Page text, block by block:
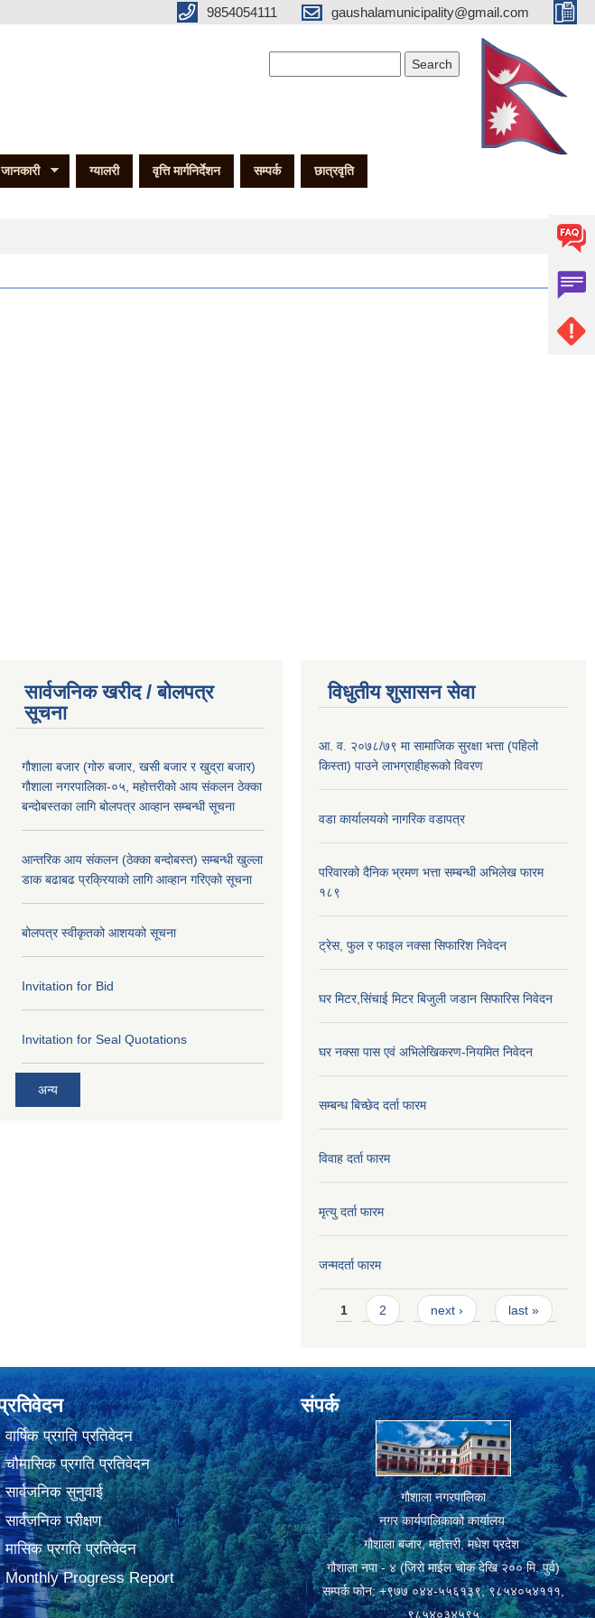
9854054111 gaushalamunicipality@gmail.com
ग्यालरी वृत्ति मार्गनिर्देशन सम्पर्क छात्रवृति
सार्वजनिक खरीद / बोलपत्र
सूचना
गौशाला बजार (गोरु बजार, खसी बजार र खुद्रा बजार)
गौशाला नगरपालिका-०५, महोत्तरीको आय संकलन ठेक्का
बन्दोबस्तका लागि बोलपत्र आव्हान सम्बन्धी सूचना
आन्तरिक आय संकलन (ठेक्का बन्दोबस्त) सम्बन्धी खुल्ला
डाक बढाबढ प्रक्रियाको लागि आव्हान गरिएको सूचना
बोलपत्र स्वीकृतको आशयको सूचना
Invitation for Bid
Invitation for Seal Quotations
अन्य
विधुतीय शुसासन सेवा
आ. व. २०७८/७९ मा सामाजिक सुरक्षा भत्ता (पहिलो
किस्ता) पाउने लाभग्राहीहरूको विवरण
वडा कार्यालयको नागरिक वडापत्र
परिवारको दैनिक भ्रमण भत्ता सम्बन्धी अभिलेख फारम
१८९
ट्रेस, फुल र फाइल नक्सा सिफारिश निवेदन
घर मिटर,सिंचाई मिटर बिजुली जडान सिफारिस निवेदन
घर नक्सा पास एवं अभिलेखिकरण-नियमित निवेदन
सम्बन्ध बिच्छेद दर्ता फारम
विवाह दर्ता फारम
मृत्यु दर्ता फारम
जन्मदर्ता फारम
Pages
1 2 next › last »
वार्षिक प्रगति प्रतिवेदन
चौमासिक प्रगति प्रतिवेदन
सार्वजनिक सुनुवाई
सार्वजनिक परीक्षण
मासिक प्रगति प्रतिवेदन
Monthly Progress Report
संपर्क
गौशाला नगरपालिका
नगर कार्यपालिकाको कार्यालय
गौशाला बजार, महोत्तरी, मधेश प्रदेश
गौशाला नपा - ४ (जिरो माईल चोक देखि २०० मि. पुर्व)
सम्पर्क फोन: +९७७ ०४४-५५६१३९, ९८५४०५४१११,
९८५४०३४५९५